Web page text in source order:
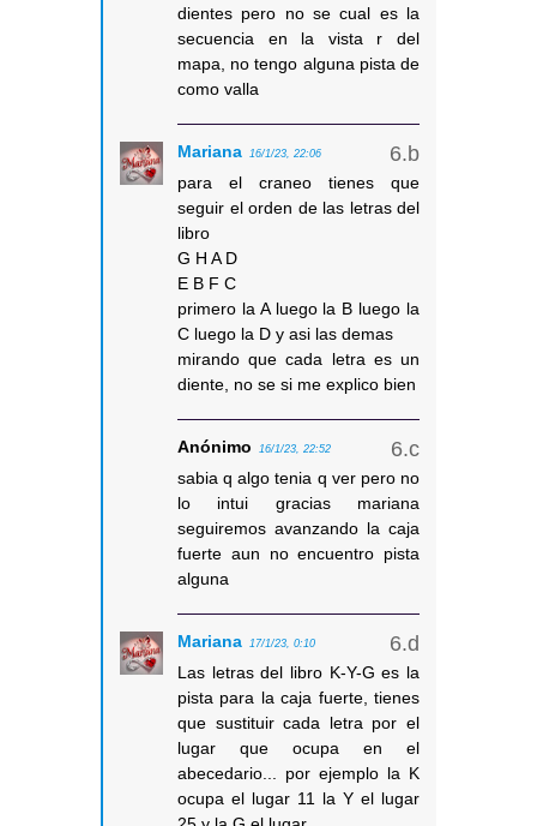
dientes pero no se cual es la
secuencia en la vista r del
mapa, no tengo alguna pista de
como valla
Mariana 16/1/23, 22:06
para el craneo tienes que
seguir el orden de las letras del
libro
G H A D
E B F C
primero la A luego la B luego la
C luego la D y asi las demas
mirando que cada letra es un
diente, no se si me explico bien
Anónimo 16/1/23, 22:52
sabia q algo tenia q ver pero no
lo intui gracias mariana
seguiremos avanzando la caja
fuerte aun no encuentro pista
alguna
Mariana 17/1/23, 0:10
Las letras del libro K-Y-G es la
pista para la caja fuerte, tienes
que sustituir cada letra por el
lugar que ocupa en el
abecedario... por ejemplo la K
ocupa el lugar 11 la Y el lugar